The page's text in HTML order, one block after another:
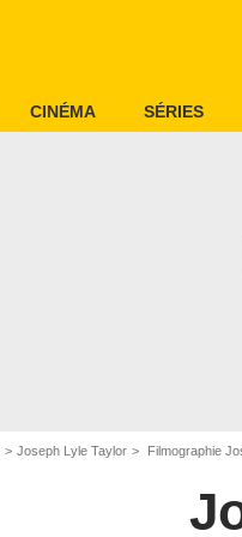
CINÉMA SÉRIES
Joseph Lyle Taylor Filmographie